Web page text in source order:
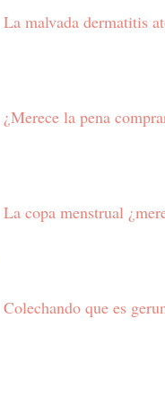
La malvada dermatitis
¿Merece la pena
La copa menstrual
Colechando que es